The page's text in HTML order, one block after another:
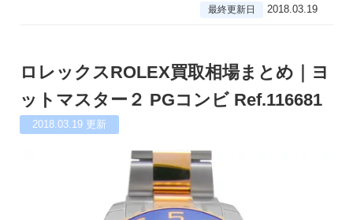
最終更新日 2018.03.19
ロレックスROLEX買取相場まとめ｜ヨ
ットマスター２ PGコンビ Ref.116681
2018.03.19 更新